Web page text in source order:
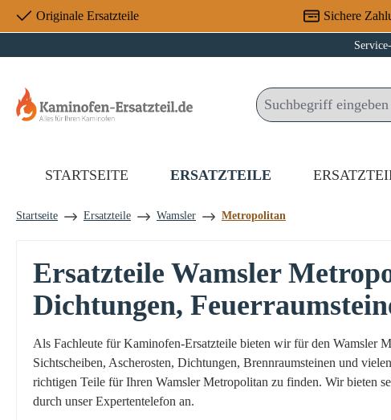
Hauptinhalt springen
Zur Suche springen
Zur Hauptnavigation springen
Originale Ersatzteile Sichere
STARTSEITE ERSATZTEILE
Startseite Ersatzteile Wamsler Metropolitan
Ersatzteile Wamsler
Dichtungen,
Als Fachleute für Kaminofen-Ersatzteile bieten wir für den Wamsler
Sichtscheiben, Ascherosten, Dichtungen, Brennraumsteinen und
richtigen Teile für Ihren Wamsler Metropolitan zu finden. Wir bieten
durch unser Expertentelefon an.